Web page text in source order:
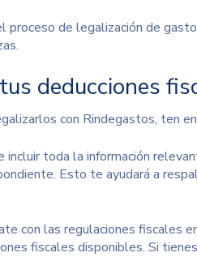
proceso de legalización de
deducciones
con Rindegastos, ten
toda la información
Esto te ayudará a
con las regulaciones fiscales
fiscales disponibles. Si